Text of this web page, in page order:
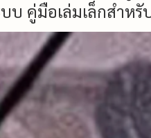
บ คู่มือเล่มเล็กสำหรั